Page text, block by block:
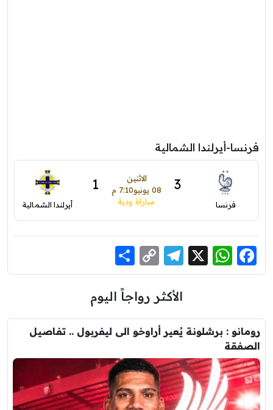
فرنسا-أيرلندا الشمالية
فرنسا
3
الاثنين
08 يونيو
7:10 م 1
مباراة ودية أيرلندا الشمالية
Facebook
WhatsApp
X
Telegram
Copy
Link
الأكثر رواجاً اليوم
رومانو : برشلونة يُعير أراوخو الى ليفربول .. تفاصيل
الصفقة